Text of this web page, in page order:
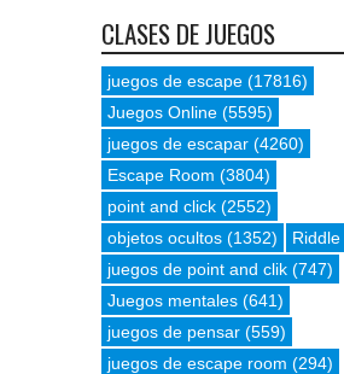
CLASES DE JUEGOS
juegos de escape (17816)
Juegos Online (5595)
juegos de escapar (4260)
Escape Room (3804)
point and click (2552)
objetos ocultos (1352) Riddle
juegos de point and clik (747)
Juegos mentales (641)
juegos de pensar (559)
juegos de escape room (294)